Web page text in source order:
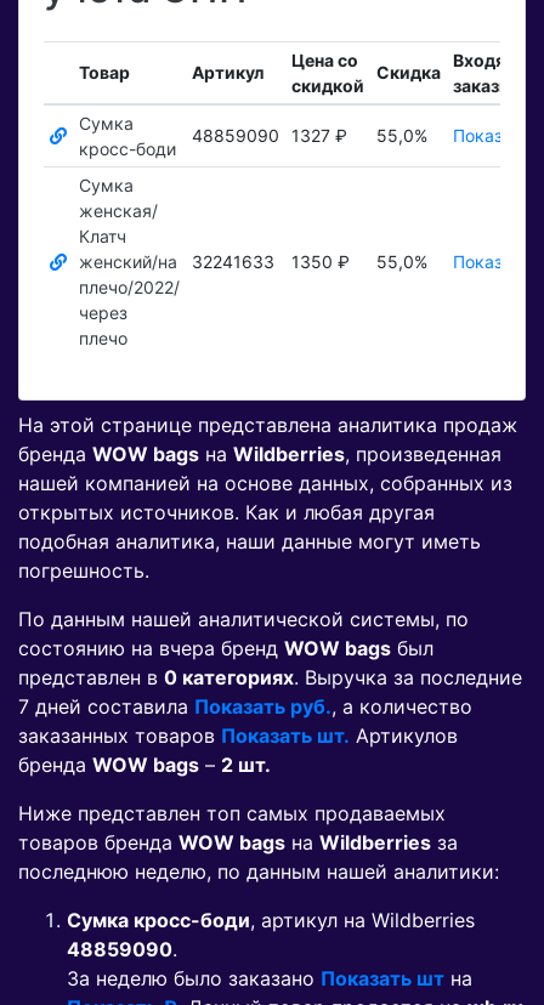
Товар Артикул
Цена со
скидкой
Скидка
Входящие
заказы
Сумка
кросс-боди
48859090 1327 ₽ 55,0% Показать
Сумка
женская/
Клатч
женский/на
плечо/2022/
через
плечо
32241633 1350 ₽ 55,0% Показать
На этой странице представлена аналитика продаж
бренда WOW bags на Wildberries, произведенная
нашей компанией на основе данных, собранных из
открытых источников. Как и любая другая
подобная аналитика, наши данные могут иметь
погрешность.
По данным нашей аналитической системы, по
состоянию на вчера бренд WOW bags был
представлен в 0 категориях. Выручка за последние
7 дней составила Показать руб., а количество
заказанных товаров Показать шт. Артикулов
бренда WOW bags – 2 шт.
Ниже представлен топ самых продаваемых
товаров бренда WOW bags на Wildberries за
последнюю неделю, по данным нашей аналитики:
Сумка кросс-боди, артикул на Wildberries
48859090.
За неделю было заказано Показать шт на